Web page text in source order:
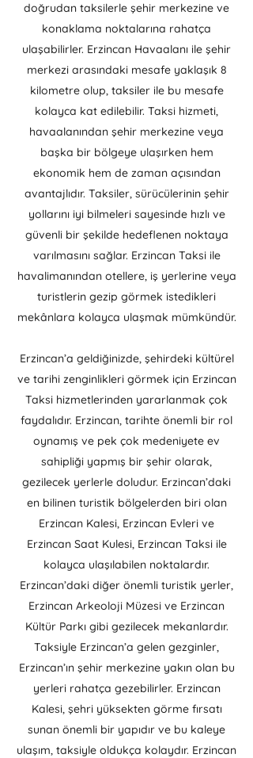
doğrudan taksilerle şehir merkezine ve
konaklama noktalarına rahatça
ulaşabilirler. Erzincan Havaalanı ile şehir
merkezi arasındaki mesafe yaklaşık 8
kilometre olup, taksiler ile bu mesafe
kolayca kat edilebilir. Taksi hizmeti,
havaalanından şehir merkezine veya
başka bir bölgeye ulaşırken hem
ekonomik hem de zaman açısından
avantajlıdır. Taksiler, sürücülerinin şehir
yollarını iyi bilmeleri sayesinde hızlı ve
güvenli bir şekilde hedeflenen noktaya
varılmasını sağlar. Erzincan Taksi ile
havalimanından otellere, iş yerlerine veya
turistlerin gezip görmek istedikleri
mekânlara kolayca ulaşmak mümkündür.
Erzincan’a geldiğinizde, şehirdeki kültürel
ve tarihi zenginlikleri görmek için Erzincan
Taksi hizmetlerinden yararlanmak çok
faydalıdır. Erzincan, tarihte önemli bir rol
oynamış ve pek çok medeniyete ev
sahipliği yapmış bir şehir olarak,
gezilecek yerlerle doludur. Erzincan’daki
en bilinen turistik bölgelerden biri olan
Erzincan Kalesi, Erzincan Evleri ve
Erzincan Saat Kulesi, Erzincan Taksi ile
kolayca ulaşılabilen noktalardır.
Erzincan’daki diğer önemli turistik yerler,
Erzincan Arkeoloji Müzesi ve Erzincan
Kültür Parkı gibi gezilecek mekanlardır.
Taksiyle Erzincan’a gelen gezginler,
Erzincan’ın şehir merkezine yakın olan bu
yerleri rahatça gezebilirler. Erzincan
Kalesi, şehri yüksekten görme fırsatı
sunan önemli bir yapıdır ve bu kaleye
ulaşım, taksiyle oldukça kolaydır. Erzincan